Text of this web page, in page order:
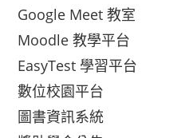
Google Meet 教室
Moodle 教學平台
EasyTest 學習平台
數位校園平台
圖書資訊系統